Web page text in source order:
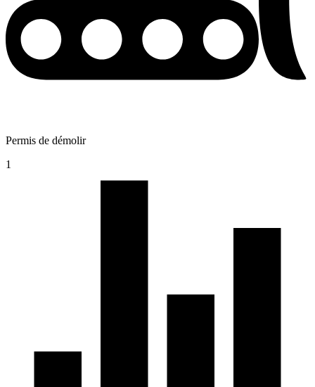
Permis de démolir
1